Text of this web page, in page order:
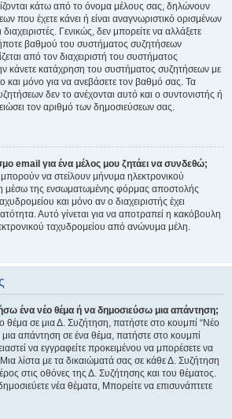
κάτω από το όνομα μέλους σας, δηλώνουν
που έχετε κάνει ή είναι αναγνωριστικό ορισμένων
Γενικώς, δεν μπορείτε να αλλάξετε
βαθμού του συστήματος συζητήσεων
από τον διαχειριστή του συστήματος
κάνετε κατάχρηση του συστήματος συζητήσεων με
και μόνο για να ανεβάσετε τον βαθμό σας. Τα
δεν το ανέχονται αυτό και ο συντονιστής ή
τον αριθμό των δημοσιεύσεων σας.
email για ένα μέλος μου ζητάει να συνδεθώ;
να στείλουν μήνυμα ηλεκτρονικού
μέσω της ενσωματωμένης φόρμας αποστολής
και μόνο αν ο διαχειριστής έχει
Αυτό γίνεται για να αποτραπεί η κακόβουλη
ταχυδρομείου από ανώνυμα μέλη.
ένα νέο θέμα ή να δημοσιεύσω μια απάντηση;
θέμα σε μια Δ. Συζήτηση, πατήστε στο κουμπί “Νέο
μια απάντηση σε ένα θέμα, πατήστε στο κουμπί
να εγγραφείτε προκειμένου να μπορέσετε να
λίστα με τα δικαιώματά σας σε κάθε Δ. Συζήτηση
στις οθόνες της Δ. Συζήτησης και του θέματος.
νέα θέματα, Μπορείτε να επισυνάπτετε